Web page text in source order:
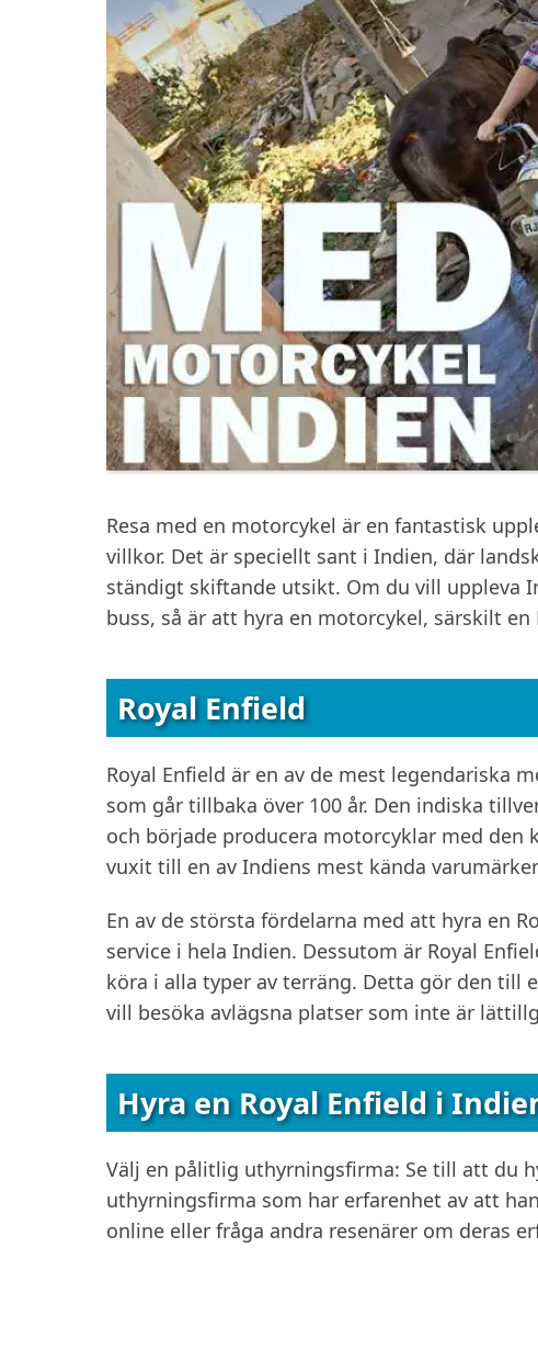
Resa med en motorcykel är en fantastisk
villkor. Det är speciellt sant i Indien, där
ständigt skiftande utsikt. Om du vill uppleva
buss, så är att hyra en motorcykel, särskilt
Royal Enfield
Royal Enfield är en av de mest legendariska
som går tillbaka över 100 år. Den indiska
och började producera motorcyklar med den
vuxit till en av Indiens mest kända
En av de största fördelarna med att hyra en
service i hela Indien. Dessutom är Royal
köra i alla typer av terräng. Detta gör den
vill besöka avlägsna platser som inte är
Hyra en Royal Enfield i
Välj en pålitlig uthyrningsfirma: Se till att du
uthyrningsfirma som har erfarenhet av att
online eller fråga andra resenärer om deras